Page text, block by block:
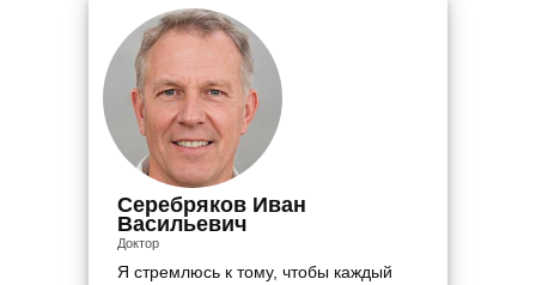
Серебряков Иван
Васильевич
Доктор
Я стремлюсь к тому, чтобы каждый